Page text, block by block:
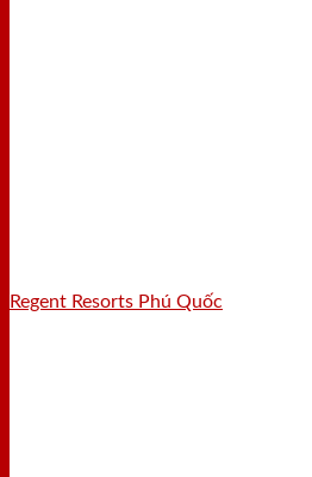
Regent Resorts Phú Quốc